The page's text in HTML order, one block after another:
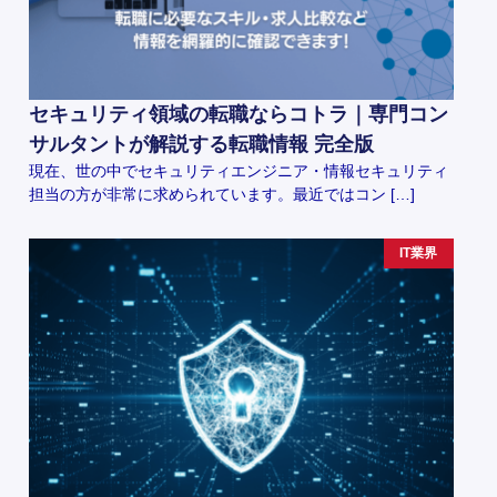
セキュリティ領域の転職ならコトラ｜専門コン
サルタントが解説する転職情報 完全版
現在、世の中でセキュリティエンジニア・情報セキュリティ
担当の方が非常に求められています。最近ではコン […]
IT業界